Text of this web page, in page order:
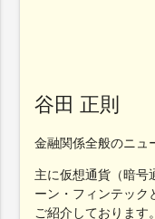
谷田 正則
金融関係全般のニュ
主に仮想通貨（暗号
ーン・フィンテック
ご紹介しております